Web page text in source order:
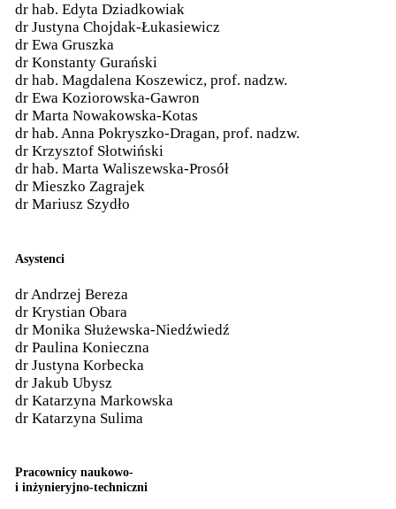
dr hab. Edyta Dziadkowiak
dr Justyna Chojdak-Łukasiewicz
dr Ewa Gruszka
dr Konstanty Gurański
dr hab. Magdalena Koszewicz, prof. nadzw.
dr Ewa Koziorowska-Gawron
dr Marta Nowakowska-Kotas
dr hab. Anna Pokryszko-Dragan, prof. nadzw.
dr Krzysztof Słotwiński
dr hab. Marta Waliszewska-Prosół
dr Mieszko Zagrajek
dr Mariusz Szydło
Asystenci
dr Andrzej Bereza
dr Krystian Obara
dr Monika Służewska-Niedźwiedź
dr Paulina Konieczna
dr Justyna Korbecka
dr Jakub Ubysz
dr Katarzyna Markowska
dr Katarzyna Sulima
Pracownicy naukowo-
i inżynieryjno-techniczni